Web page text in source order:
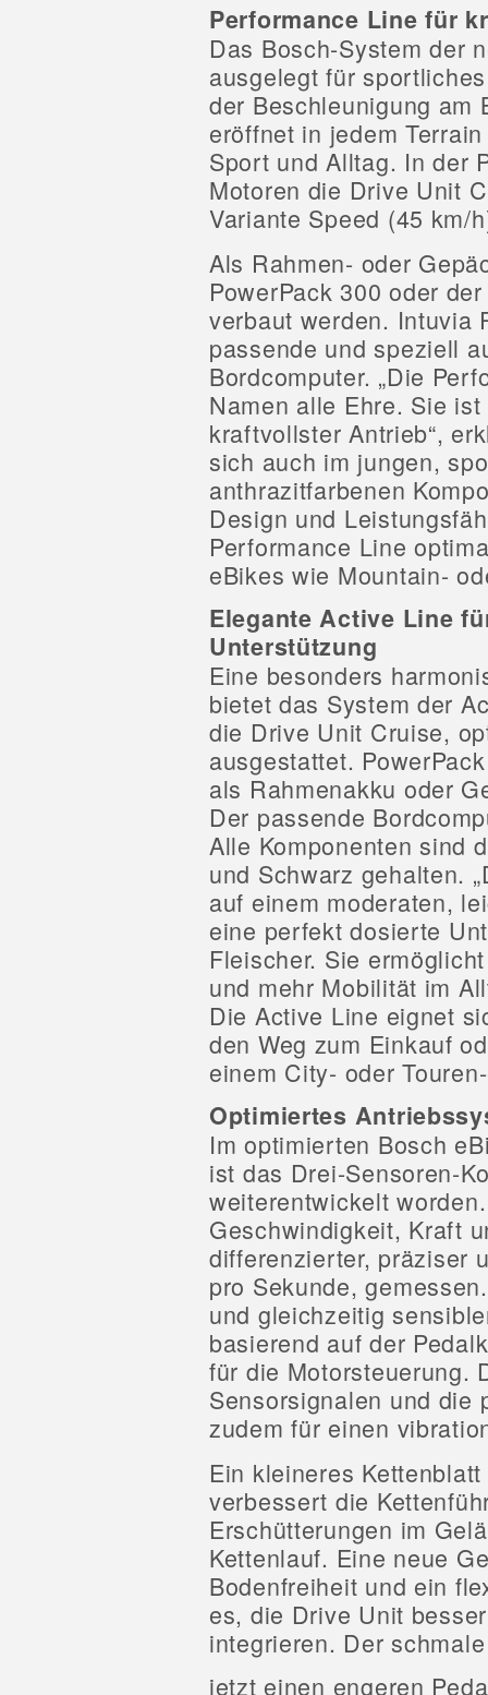
Performance Line für
Das Bosch-System der
ausgelegt für
der Beschleunigung am
eröffnet in jedem
Sport und Alltag. In der
Motoren die Drive Unit
Variante Speed (45 km/
Als Rahmen- oder
PowerPack 300 oder
verbaut werden. Intuvia
passende und speziell
Bordcomputer. „Die
Namen alle Ehre. Sie
kraftvollster Antrieb“,
sich auch im jungen,
anthrazitfarbenen
Design und
Performance Line
eBikes wie Mountain-
Elegante Active Line
Unterstützung
Eine besonders
bietet das System der
die Drive Unit Cruise,
ausgestattet.
als Rahmenakku oder
Der passende
Alle Komponenten sind
und Schwarz gehalten.
auf einem moderaten,
eine perfekt dosierte
Fleischer. Sie
und mehr Mobilität im
Die Active Line eignet
den Weg zum Einkauf
einem City- oder
Optimiertes
Im optimierten Bosch
ist das Drei-Sensoren-
weiterentwickelt
Geschwindigkeit, Kraft
differenzierter, präziser
pro Sekunde,
und gleichzeitig
basierend auf der
für die Motorsteuerung.
Sensorsignalen und die
zudem für einen
Ein kleineres
verbessert die
Erschütterungen im
Kettenlauf. Eine neue
Bodenfreiheit und ein
es, die Drive Unit
integrieren. Der
jetzt einen engeren